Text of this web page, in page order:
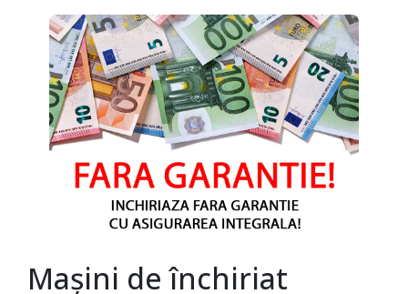
Mașini de închiriat